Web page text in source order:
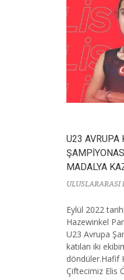
U23 AVRUPA
MADALYA
ULUSLARARASI
Eylül 2022
Hazewinkel
U23 Avrupa
katılan iki
döndüler.Hafif
Çiftecimiz Elis